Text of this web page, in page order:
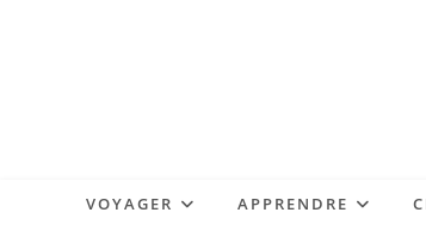
VOYAGER APPRENDRE